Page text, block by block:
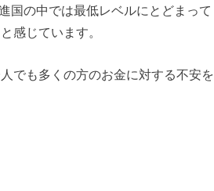
国の中では最低レベルにとどまって
感じています。
でも多くの方のお金に対する不安を